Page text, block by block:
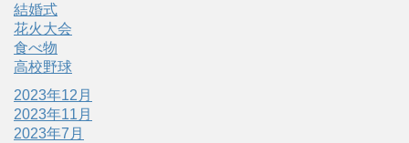
結婚式
花火大会
食べ物
高校野球
2023年12月
2023年11月
2023年7月